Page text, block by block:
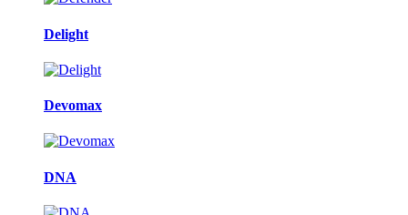
Delight
Devomax
DNA